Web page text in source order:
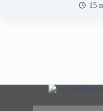
15